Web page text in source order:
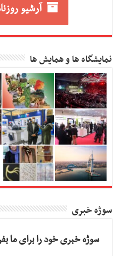
آرشیو
نمایشگاه ها و همایش ها
سوژه خبری
سوژه خبری خود را برای ما